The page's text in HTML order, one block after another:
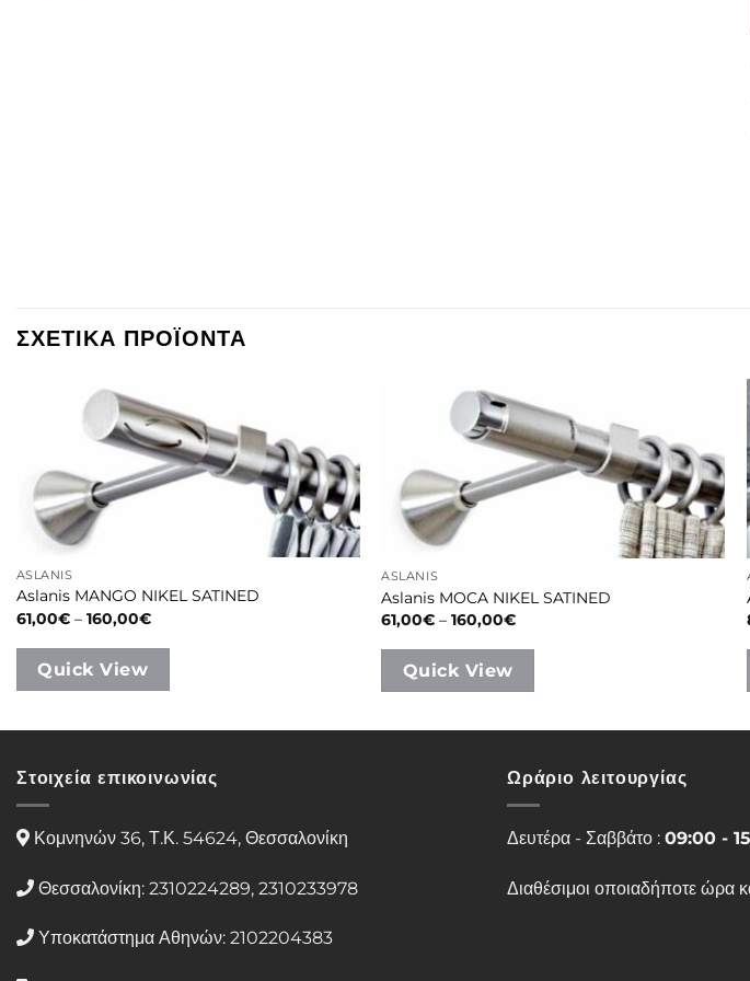
ΣΧΕΤΙΚΑ ΠΡΟΪΟΝΤΑ
ASLANIS
Aslanis MANGO NIKEL SATINED
61,00€ – 160,00€Price
61,00€
Quick View
ASLANIS
Aslanis MOCA NIKEL SATINED
61,00€ – 160,00€Price
61,00€
Quick View
Στοιχεία επικοινωνίας
Κομνηνών 36, Τ.Κ. 54624, Θεσσαλονίκη
Θεσσαλονίκη: 2310224289, 2310233978
Υποκατάστημα Αθηνών: 2102204383
Ωράριο λειτουργίας
Δευτέρα - Σαββάτο : 09:00 -
Διαθέσιμοι οποιαδήποτε ώρα